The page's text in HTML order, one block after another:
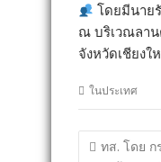
โดยมีนาย
ณ บริเวณลาน
จังหวัดเชียงใ
ในประเทศ
แนะแนว
ทส. โดย ก